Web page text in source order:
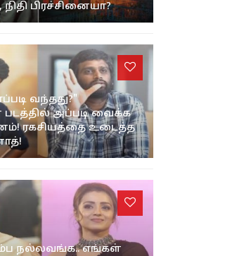
நிதி பிரச்சினையா?
வந்தது?"
அப்படி வைக்க
ரகசியத்தை உடைத்த
நல்லவங்க.. எங்கள்